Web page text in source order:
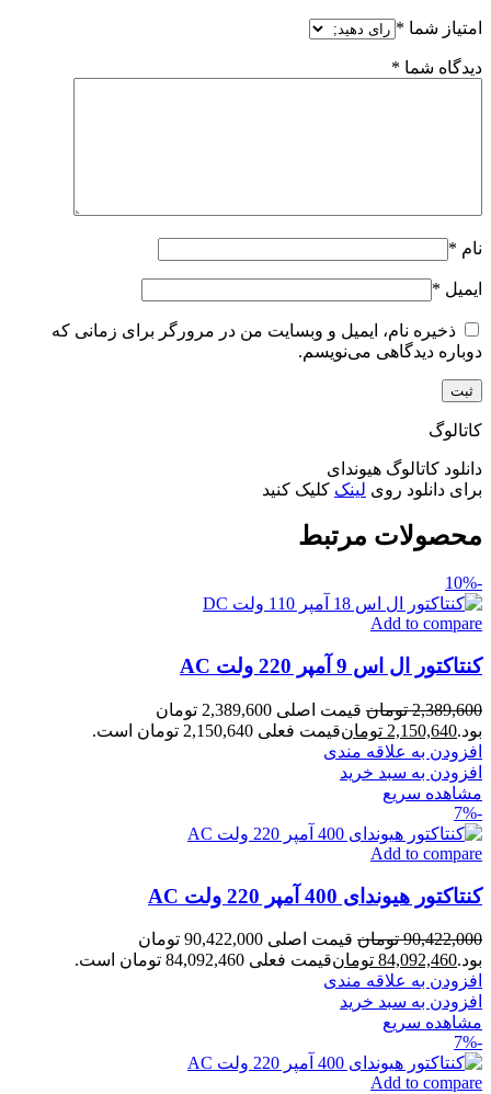
امتیاز شما *
دیدگاه شما *
نام *
ایمیل *
ذخیره نام، ایمیل و وبسایت من در مرورگر برای زمانی که
دوباره دیدگاهی می‌نویسم.
کاتالوگ
دانلود کاتالوگ هیوندای
برای دانلود روی لینک کلیک کنید
محصولات مرتبط
-10%
Add to compare
کنتاکتور ال اس 9 آمپر 220 ولت AC
2,389,600 تومان
قیمت اصلی 2,389,600 تومان
بود.2,150,640 تومانقیمت فعلی 2,150,640 تومان است.
افزودن به علاقه مندی
افزودن به سبد خرید
مشاهده سریع
-7%
Add to compare
کنتاکتور هیوندای 400 آمپر 220 ولت AC
90,422,000 تومان
قیمت اصلی 90,422,000 تومان
بود.84,092,460 تومانقیمت فعلی 84,092,460 تومان است.
افزودن به علاقه مندی
افزودن به سبد خرید
مشاهده سریع
-7%
Add to compare